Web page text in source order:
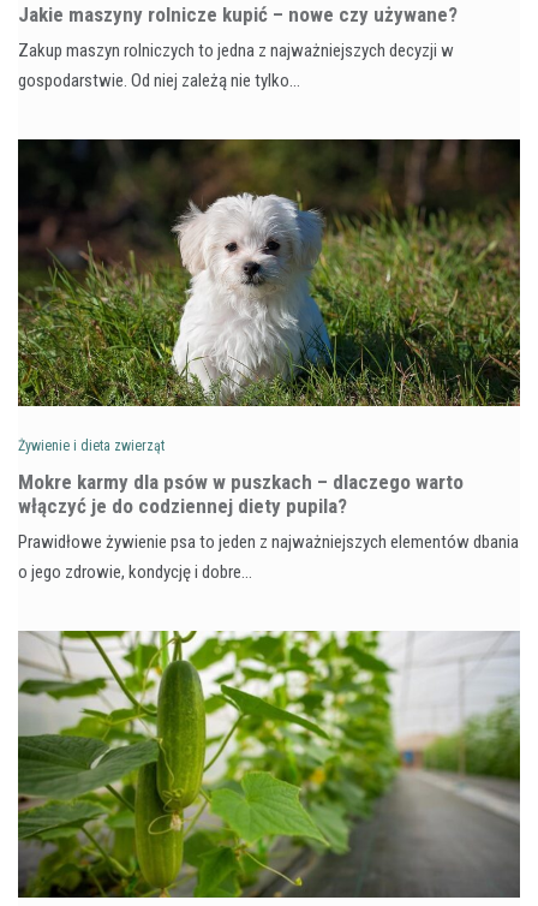
Jakie maszyny rolnicze kupić – nowe czy używane?
Zakup maszyn rolniczych to jedna z najważniejszych decyzji w
gospodarstwie. Od niej zależą nie tylko…
Żywienie i dieta zwierząt
Mokre karmy dla psów w puszkach – dlaczego warto
włączyć je do codziennej diety pupila?
Prawidłowe żywienie psa to jeden z najważniejszych elementów dbania
o jego zdrowie, kondycję i dobre…